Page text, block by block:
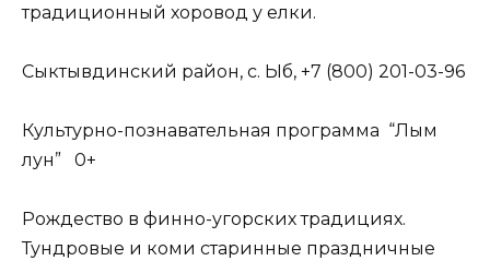
традиционный хоровод у елки.
Сыктывдинский район, с. Ыб, +7 (800) 201-03-96
Культурно-познавательная программа “Лым
лун” 0+
Рождество в финно-угорских традициях.
Тундровые и коми старинные праздничные